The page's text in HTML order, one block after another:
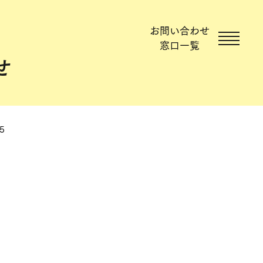
お問い合わせ
窓口一覧